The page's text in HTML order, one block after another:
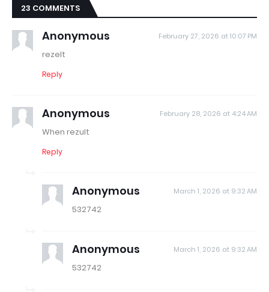
23 COMMENTS
Anonymous February 27, 2026 at 10:07 PM
rezelt
Reply
Anonymous February 28, 2026 at 4:24 AM
When rezult
Reply
Anonymous March 1, 2026 at 9:32 AM
532742
Anonymous March 1, 2026 at 9:32 AM
532742